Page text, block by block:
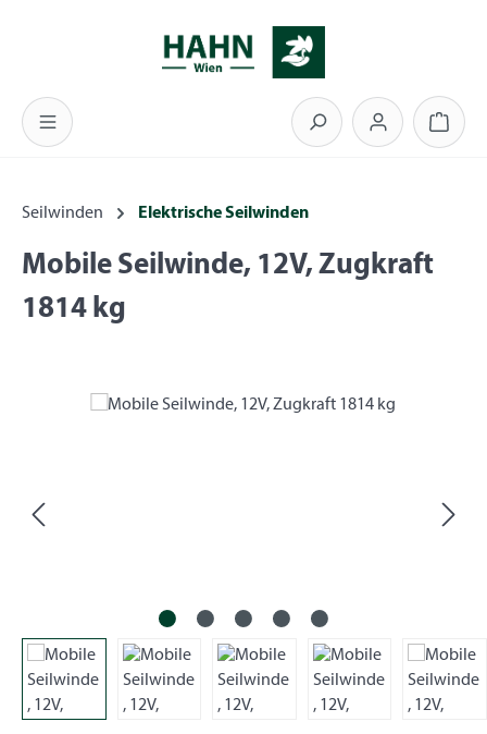
Seilwinden Elektrische Seilwinden
Mobile Seilwinde, 12V, Zugkraft
1814 kg
Bildergalerie überspringen